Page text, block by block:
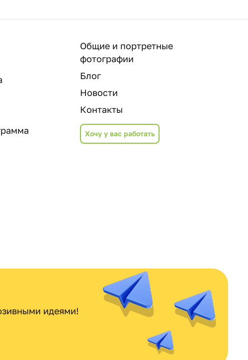
Общие и портретные
фотографии
Блог
Новости
Контакты
Хочу у вас работать
идеями!